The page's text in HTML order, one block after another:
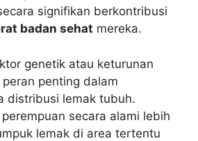
signifikan berkontribusi
badan sehat mereka.
genetik atau keturunan
penting dalam
distribusi lemak tubuh.
secara alami lebih
lemak di area tertentu